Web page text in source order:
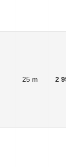
25 m 2